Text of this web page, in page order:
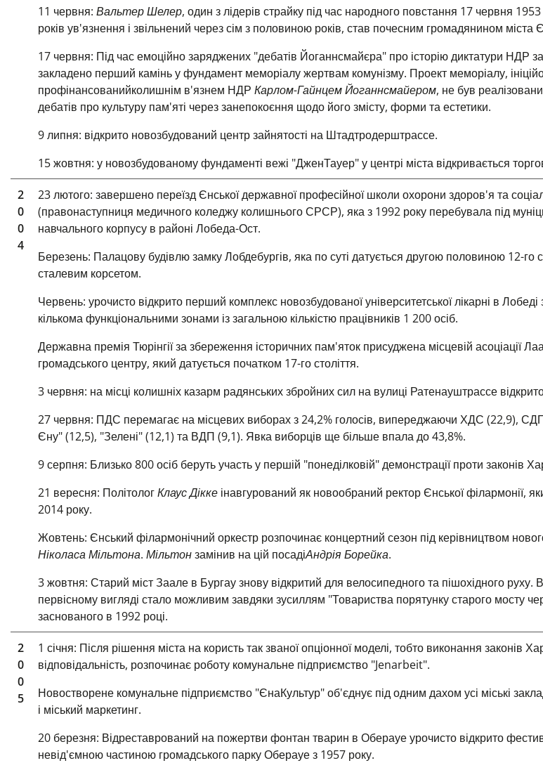
11 червня: Вальтер Шелер, один з лідерів страйку під час народного повстання 17 червня
років ув'язнення і звільнений через сім з половиною років, став почесним громадянином міста
17 червня: Під час емоційно заряджених "дебатів Йоганнсмайєра" про історію диктатури НДР
закладено перший камінь у фундамент меморіалу жертвам комунізму. Проект меморіалу,
профінансованийколишнім в'язнем НДР Карлом-Гайнцем Йоганнсмайером, не був
дебатів про культуру пам'яті через занепокоєння щодо його змісту, форми та естетики.
9 липня: відкрито новозбудований центр зайнятості на Штадтродерштрассе.
15 жовтня: у новозбудованому фундаменті вежі "ДженТауер" у центрі міста відкривається
2
0
0
4
23 лютого: завершено переїзд Єнської державної професійної школи охорони здоров'я та
(правонаступниця медичного коледжу колишнього СРСР), яка з 1992 року перебувала під
навчального корпусу в районі Лобеда-Ост.
Березень: Палацову будівлю замку Лобдебургів, яка по суті датується другою половиною 12-го
сталевим корсетом.
Червень: урочисто відкрито перший комплекс новозбудованої університетської лікарні в Лобеді
кількома функціональними зонами із загальною кількістю працівників 1 200 осіб.
Державна премія Тюрінгії за збереження історичних пам'яток присуджена місцевій асоціації
громадського центру, який датується початком 17-го століття.
3 червня: на місці колишніх казарм радянських збройних сил на вулиці Ратенауштрассе
27 червня: ПДС перемагає на місцевих виборах з 24,2% голосів, випереджаючи ХДС (22,9),
Єну" (12,5), "Зелені" (12,1) та ВДП (9,1). Явка виборців ще більше впала до 43,8%.
9 серпня: Близько 800 осіб беруть участь у першій "понеділковій" демонстрації проти законів
21 вересня: ПолітологКлаус Дікке інавгурований як новообраний ректор Єнської філармонії,
2014 року.
Жовтень: Єнський філармонічний оркестр розпочинає концертний сезон під керівництвом
Ніколаса Мільтона. Мільтонзамінив на цій посадіАндрія Борейка.
3 жовтня: Старий міст Заале в Бургау знову відкритий для велосипедного та пішохідного руху.
первісному вигляді стало можливим завдяки зусиллям "Товариства порятунку старого мосту
заснованого в 1992 році.
2
0
0
5
1 січня: Після рішення міста на користь так званої опціонної моделі, тобто виконання законів
відповідальність, розпочинає роботу комунальне підприємство "Jenarbeit".
Новостворене комунальне підприємство "ЄнаКультур" об'єднує під одним дахом усі міські
і міський маркетинг.
20 березня: Відреставрований на пожертви фонтан тварин в Оберауе урочисто відкрито
невід'ємною частиною громадського парку Оберауе з 1957 року.